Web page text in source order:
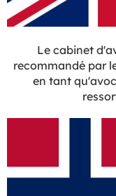
Le cabinet
recommandé par
en tant